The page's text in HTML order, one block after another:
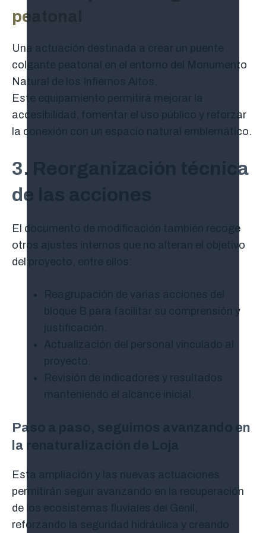
peatonal
Una actuación destinada a crear un puente
colgante peatonal en el entorno del Monumento
Natural de los Infiernos Altos.
Este equipamiento permitirá mejorar la
accesibilidad, fomentar el uso público y reforzar
la conexión con un espacio natural emblemático.
3. Reorganización técnica
de las acciones
El documento de modificación también recoge
otros ajustes internos que no alteran el objetivo
del proyecto, entre ellos:
bloque B para facilitar su comprensión y
Paso a paso, seguimos avanzando en
la renaturalización de Loja
Esta ampliación y las nuevas actuaciones
permitirán seguir avanzando en la recuperación
de los ecosistemas fluviales del Genil,
reforzando la seguridad hidráulica y creando